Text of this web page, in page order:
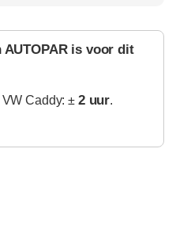
is voor dit
Caddy: ± 2 uur.